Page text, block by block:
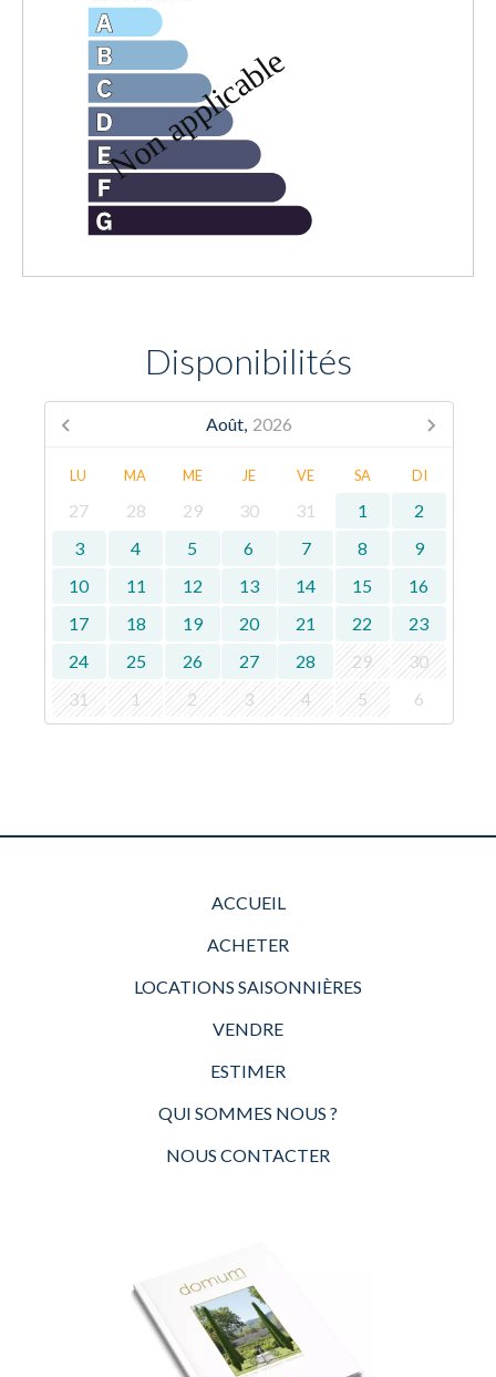
Disponibilités
Août, 2026
LU MA ME JE VE SA DI
27 28 29 30 31 1
2
3
4 5 6 7 8
9
10
11 12 13 14 15
16
17
18 19 20 21 22
23
24
25 26 27 28 29
30
31
1 2 3 4 5 6
ACCUEIL
ACHETER
LOCATIONS SAISONNIÈRES
VENDRE
ESTIMER
QUI SOMMES NOUS ?
NOUS CONTACTER